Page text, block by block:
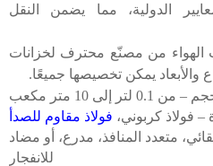
الدولية، مما يضمن النقل
من مصنّع محترف لخزانات
والأبعاد يمكن تخصيصها جميعًا.
لتر إلى 10 متر مكعب
​​– فولاذ كربوني، فولاذ مقاوم للصدأ
متعدد المنافذ، مدرع، أو مضاد
للانفجار